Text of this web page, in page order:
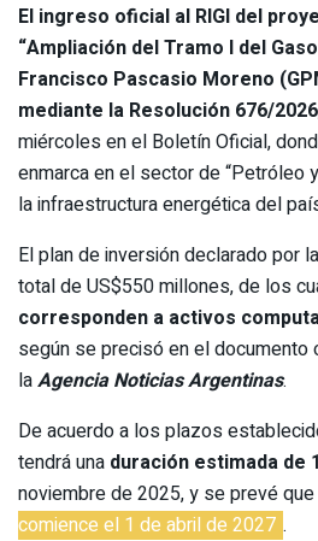
El ingreso oficial al RIGI del
“Ampliación del Tramo I del
Francisco Pascasio Moreno
mediante la Resolución 676/2026
miércoles en el Boletín Oficial,
enmarca en el sector de “Petróleo
la infraestructura energética del
El plan de inversión declarado por
total de US$550 millones, de los
corresponden a activos
según se precisó en el documento
laAgencia Noticias Argentinas.
De acuerdo a los plazos
tendrá una duración estimada de
noviembre de 2025, y se prevé que
comience el 1 de abril de 2027 .